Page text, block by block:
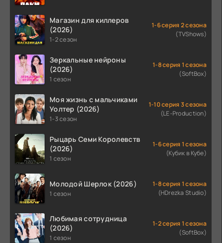
Магазин для киллеров
(2026)
1-2 сезон
1-6 серия 2 сезона
(TVShows)
Зеркальные нейроны
(2026)
1 сезон
1-8 серия 1 сезона
(SoftBox)
Моя жизнь с мальчиками
Уолтер (2026)
1-3 сезон
1-10 серия 3 сезона
(LE-Production)
Рыцарь Семи Королевств
(2026)
1 сезон
1-6 серия 1 сезона
(Кубик в Кубе)
Молодой Шерлок (2026)
1 сезон
1-8 серия 1 сезона
(HDrezka Studio)
Любимая сотрудница
(2026)
1 сезон
1-2 серия 1 сезона
(SoftBox)